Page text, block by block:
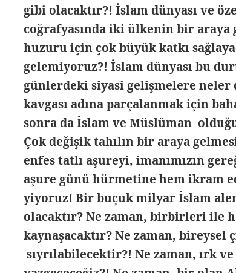
gibi olacaktır?! İslam dünyası ve
coğrafyasında iki ülkenin bir araya
huzuru için çok büyük katkı
gelemiyoruz?! İslam dünyası bu
günlerdeki siyasi gelişmelere neler
kavgası adına parçalanmak için
sonra da İslam ve Müslüman
Çok değişik tahılın bir araya
enfes tatlı aşureyi, imanımızın
aşure günü hürmetine hem ikram
yiyoruz! Bir buçuk milyar İslam
olacaktır? Ne zaman, birbirleri ile
kaynaşacaktır? Ne zaman, bireysel
sıyrılabilecektir?! Ne zaman, ırk